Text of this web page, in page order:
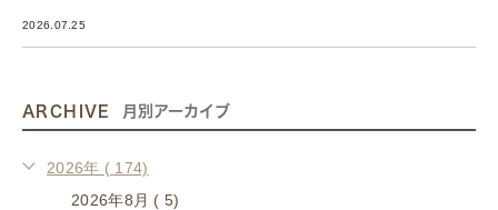
2026.07.25
ARCHIVE 月別アーカイブ
2026年 ( 174)
2026年8月 ( 5)